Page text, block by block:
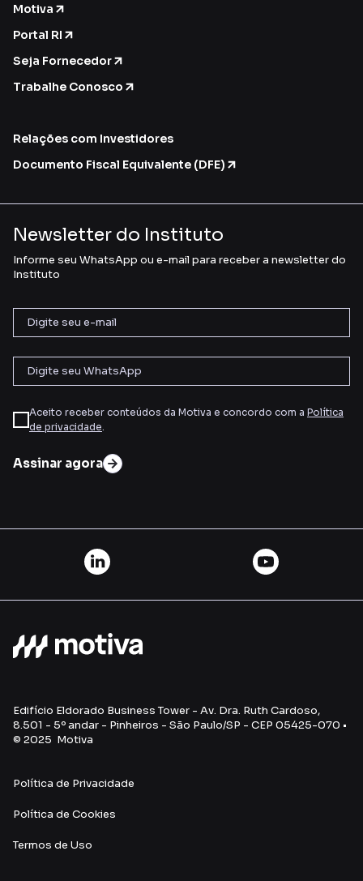
Motiva
Portal RI
Seja Fornecedor
Trabalhe Conosco
Relações com Investidores
Documento Fiscal Equivalente (DFE)
Newsletter do Instituto
Informe seu WhatsApp ou e-mail para receber a newsletter do
Instituto
Aceito receber conteúdos da Motiva e concordo com a Política
de privacidade
Assinar agora
Edifício Eldorado Business Tower - Av. Dra. Ruth Cardoso,
8.501 - 5º andar - Pinheiros - São Paulo/SP - CEP 05425-070 •
© 2025 Motiva
Política de Privacidade
Política de Cookies
Termos de Uso